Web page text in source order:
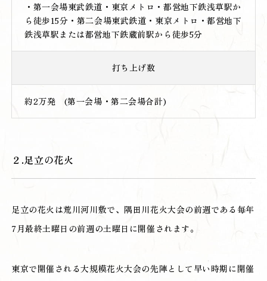
・第一会場東武鉄道・東京メトロ・都営地下鉄浅草駅か
ら徒歩15分・第二会場東武鉄道・東京メトロ・都営地下
鉄浅草駅または都営地下鉄蔵前駅から徒歩5分
打ち上げ数
約2万発 (第一会場・第二会場合計)
２.足立の花火
足立の花火は荒川河川敷で、隅田川花火大会の前週である毎年
7月最終土曜日の前週の土曜日に開催されます。
東京で開催される大規模花火大会の先陣として早い時期に開催